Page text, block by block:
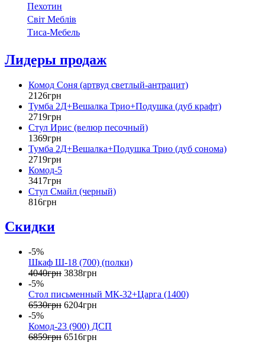
Пехотин
Світ Меблів
Тиса-Мебель
Лидеры продаж
Комод Соня (артвуд светлый-антрацит)
2126грн
Тумба 2Д+Вешалка Трио+Подушка (дуб крафт)
2719грн
Стул Ирис (велюр песочный)
1369грн
Тумба 2Д+Вешалка+Подушка Трио (дуб сонома)
2719грн
Комод-5
3417грн
Стул Смайл (черный)
816грн
Скидки
-5%
Шкаф Ш-18 (700) (полки)
4040грн 3838грн
-5%
Cтол письменный МК-32+Царга (1400)
6530грн 6204грн
-5%
Комод-23 (900) ДСП
6859грн 6516грн